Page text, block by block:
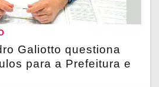
Galiotto questiona
para a Prefeitura e